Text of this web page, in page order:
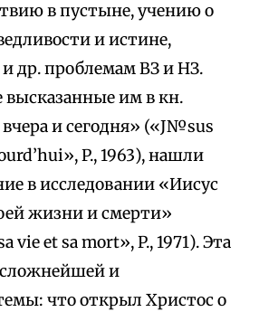
в пустыне, учению о
и истине,
др. проблемам ВЗ и НЗ.
высказанные им в кн.
и сегодня» («J№sus
P., 1963), нашли
в исследовании «Иисус
жизни и смерти»
vie et sa mort», P., 1971). Эта
сложнейшей и
что открыл Христос о